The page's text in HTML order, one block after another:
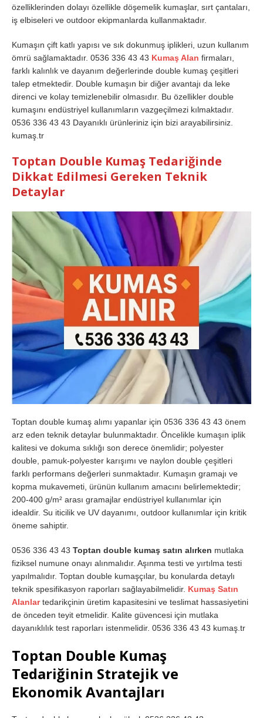
özelliklerinden dolayı özellikle döşemelik kumaşlar, sırt çantaları,
iş elbiseleri ve outdoor ekipmanlarda kullanmaktadır.
Kumaşın çift katlı yapısı ve sık dokunmuş iplikleri, uzun kullanım
ömrü sağlamaktadır. 0536 336 43 43 Kumaş Alan firmaları,
farklı kalınlık ve dayanım değerlerinde double kumaş çeşitleri
talep etmektedir. Double kumaşın bir diğer avantajı da leke
direnci ve kolay temizlenebilir olmasıdır. Bu özellikler double
kumaşını endüstriyel kullanımların vazgeçilmezi kılmaktadır.
0536 336 43 43 Dayanıklı ürünleriniz için bizi arayabilirsiniz.
kumaş.tr
Toptan Double Kumaş Tedariğinde
Dikkat Edilmesi Gereken Teknik
Detaylar
Toptan double kumaş alımı yapanlar için 0536 336 43 43 önem
arz eden teknik detaylar bulunmaktadır. Öncelikle kumaşın iplik
kalitesi ve dokuma sıklığı son derece önemlidir; polyester
double, pamuk-polyester karışımı ve naylon double çeşitleri
farklı performans değerleri sunmaktadır. Kumaşın gramajı ve
kopma mukavemeti, ürünün kullanım amacını belirlemektedir;
200-400 g/m² arası gramajlar endüstriyel kullanımlar için
idealdir. Su iticilik ve UV dayanımı, outdoor kullanımlar için kritik
öneme sahiptir.
0536 336 43 43 Toptan double kumaş satın alırken mutlaka
fiziksel numune onayı alınmalıdır. Aşınma testi ve yırtılma testi
yapılmalıdır. Toptan double kumaşçılar, bu konularda detaylı
teknik spesifikasyon raporları sağlayabilmelidir. Kumaş Satın
Alanlartedarikçinin üretim kapasitesini ve teslimat hassasiyetini
de önceden teyit etmelidir. Kalite güvencesi için mutlaka
dayanıklılık test raporları istenmelidir. 0536 336 43 43 kumaş.tr
Toptan Double Kumaş
Tedariğinin Stratejik ve
Ekonomik Avantajları